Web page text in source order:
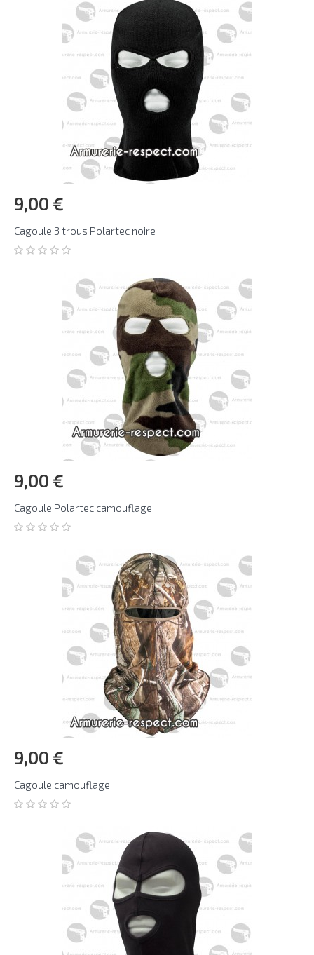
9,00 €
Cagoule 3 trous Polartec noire
9,00 €
Cagoule Polartec camouflage
9,00 €
Cagoule camouflage